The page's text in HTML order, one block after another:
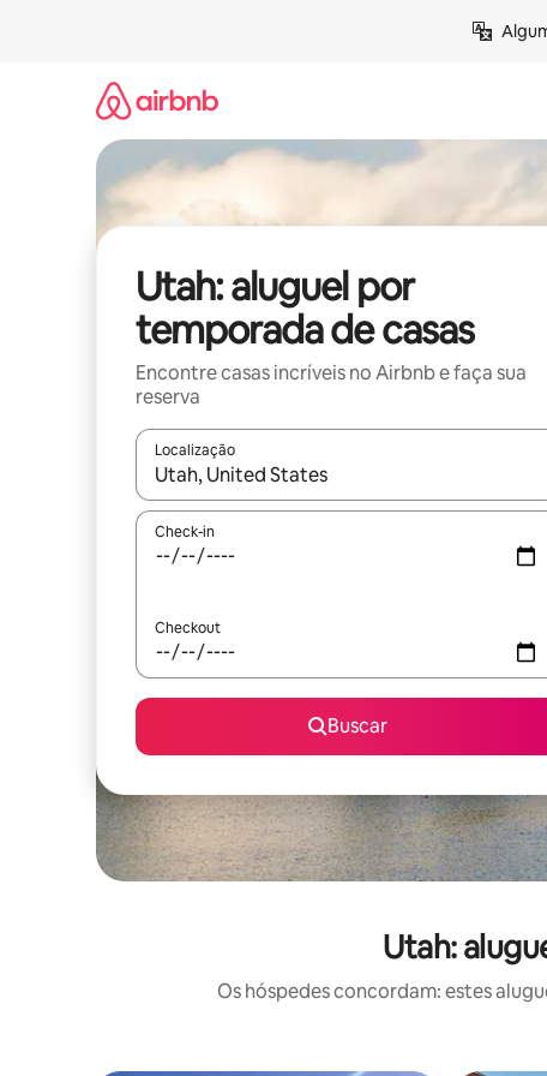
Utah: aluguel por
temporada de casas
Encontre casas incríveis no Airbnb e faça sua
reserva
Localização
Quando os resultados estiverem disponíveis,
Check-in
Checkout
Buscar
Utah:
Os hóspedes concordam: estes